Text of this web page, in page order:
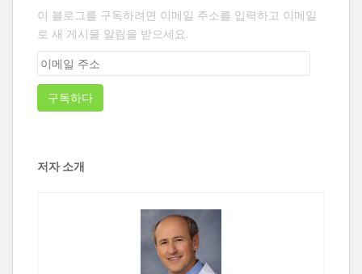
이 블로그를 구독하려면 이메일 주소를 입력하고 이메일
로 새 게시물 알림을 받으세요.
이
주
구독하다
저자 소개